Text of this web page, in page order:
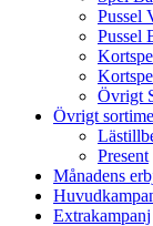
Pussel
Pussel
Övrigt
Övrigt
Present
Månadens
Extrakampanj